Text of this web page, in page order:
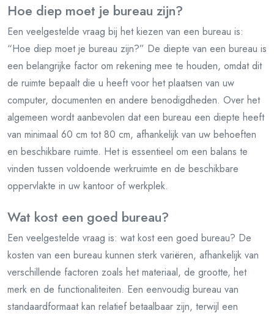
Hoe diep moet je bureau zijn?
Een veelgestelde vraag bij het kiezen van een bureau is:
“Hoe diep moet je bureau zijn?” De diepte van een bureau is
een belangrijke factor om rekening mee te houden, omdat dit
de ruimte bepaalt die u heeft voor het plaatsen van uw
computer, documenten en andere benodigdheden. Over het
algemeen wordt aanbevolen dat een bureau een diepte heeft
van minimaal 60 cm tot 80 cm, afhankelijk van uw behoeften
en beschikbare ruimte. Het is essentieel om een balans te
vinden tussen voldoende werkruimte en de beschikbare
oppervlakte in uw kantoor of werkplek.
Wat kost een goed bureau?
Een veelgestelde vraag is: wat kost een goed bureau? De
kosten van een bureau kunnen sterk variëren, afhankelijk van
verschillende factoren zoals het materiaal, de grootte, het
merk en de functionaliteiten. Een eenvoudig bureau van
standaardformaat kan relatief betaalbaar zijn, terwijl een